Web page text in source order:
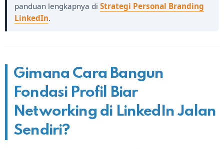
panduan lengkapnya di Strategi Personal Branding
LinkedIn.
Gimana Cara Bangun
Fondasi Profil Biar
Networking di LinkedIn Jalan
Sendiri?